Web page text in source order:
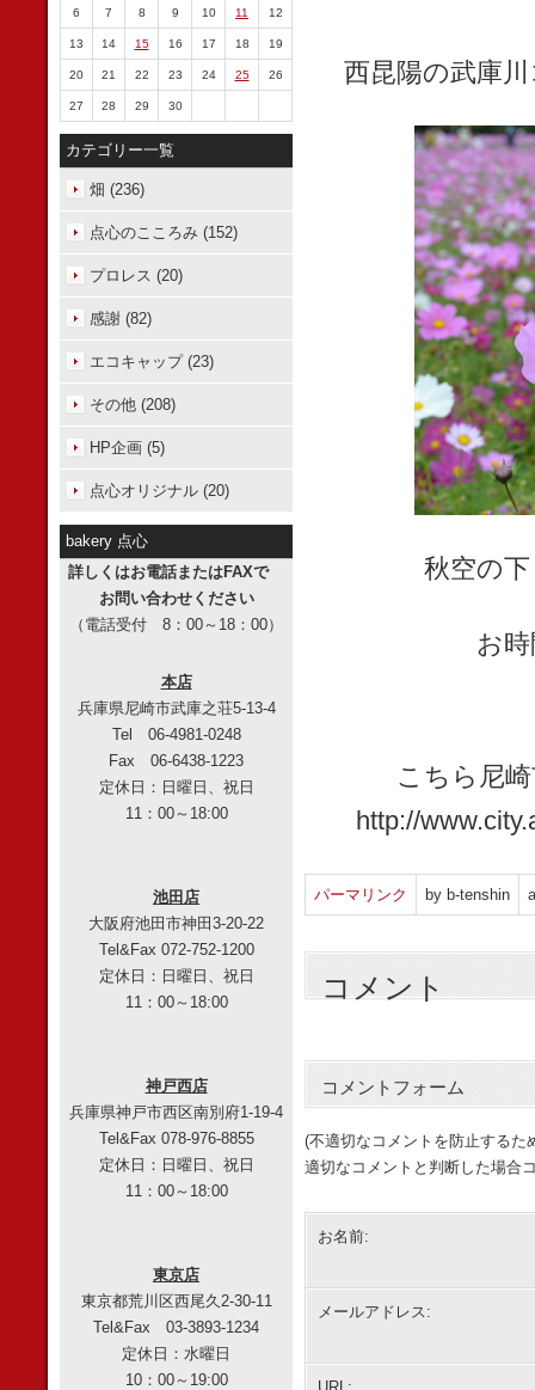
西昆陽の武庫
秋空の
お
こちら尼
http://
パーマリンク by b-tenshin
コメント
コメントフォーム
(不適切なコメントを防止するた
適切なコメントと判断した場合
お名前:
メールアドレス:
6 7 8 9 10 11 12
13 14 15 16 17 18 19
20 21 22 23 24 25 26
27 28 29 30
カテゴリー一覧
畑 (236)
点心のこころみ (152)
プロレス (20)
感謝 (82)
エコキャップ (23)
その他 (208)
HP企画 (5)
点心オリジナル (20)
bakery 点心
詳しくはお電話またはFAXで
お問い合わせください
（電話受付 8：00～18：00）
本店
兵庫県尼崎市武庫之荘5-13-4
Tel 06-4981-0248
Fax 06-6438-1223
定休日：日曜日、祝日
11：00～18:00
池田店
大阪府池田市神田3-20-22
Tel&Fax 072-752-1200
定休日：日曜日、祝日
11：00～18:00
神戸西店
兵庫県神戸市西区南別府1-19-4
Tel&Fax 078-976-8855
定休日：日曜日、祝日
11：00～18:00
東京店
東京都荒川区西尾久2-30-11
Tel&Fax 03-3893-1234
定休日：水曜日
10：00～19:00